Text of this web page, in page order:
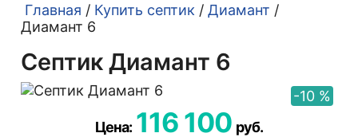
Главная / Купить септик / Диамант /
Диамант 6
Септик Диамант 6
-10 %
Цена: 116 100 руб.